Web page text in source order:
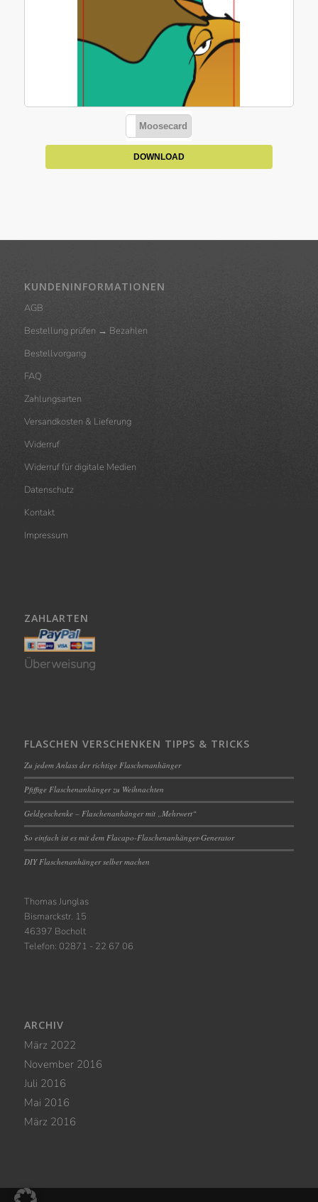
Moosecard
DOWNLOAD
KUNDENINFORMATIONEN
AGB
Bestellung prüfen → Bezahlen
Bestellvorgang
FAQ
Zahlungsarten
Versandkosten & Lieferung
Widerruf
Widerruf für digitale Medien
Datenschutz
Kontakt
Impressum
ZAHLARTEN
Überweisung
FLASCHEN VERSCHENKEN TIPPS & TRICKS
Zu jedem Anlass der richtige Flaschenanhänger
Pfiffige Flaschenanhänger zu Weihnachten
Geldgeschenke – Flaschenanhänger mit „Mehrwert“
So einfach ist es mit dem Flacapo-Flaschenanhänger-Generator
DIY Flaschenanhänger selber machen
Thomas Junglas
Bismarckstr. 15
46397 Bocholt
Telefon: 02871 - 22 67 06
ARCHIV
März 2022
November 2016
Juli 2016
Mai 2016
März 2016